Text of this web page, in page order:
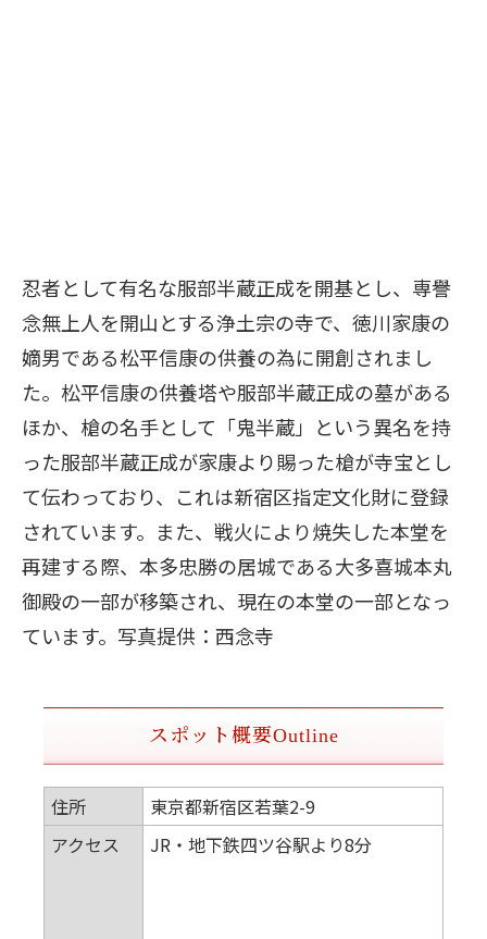
忍者として有名な服部半蔵正成を開基とし、専譽
念無上人を開山とする浄土宗の寺で、徳川家康の
嫡男である松平信康の供養の為に開創されまし
た。松平信康の供養塔や服部半蔵正成の墓がある
ほか、槍の名手として「鬼半蔵」という異名を持
った服部半蔵正成が家康より賜った槍が寺宝とし
て伝わっており、これは新宿区指定文化財に登録
されています。また、戦火により焼失した本堂を
再建する際、本多忠勝の居城である大多喜城本丸
御殿の一部が移築され、現在の本堂の一部となっ
ています。写真提供：西念寺
スポット概要Outline
住所
東京都新宿区若葉2-9
アクセス
JR・地下鉄四ツ谷駅より8分